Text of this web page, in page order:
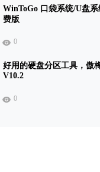
WinToGo 口袋系统/U盘
费版
0
好用的硬盘分区工具，傲
V10.2
0